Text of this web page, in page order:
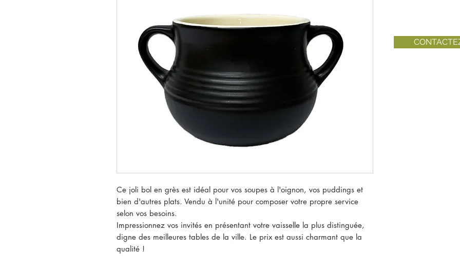
Ce joli bol en grès est idéal pour vos soupes à l'oignon, vos puddings et
bien d'autres plats. Vendu à l'unité pour composer votre propre service
selon vos besoins.
Impressionnez vos invités en présentant votre vaisselle la plus distinguée,
digne des meilleures tables de la ville. Le prix est aussi charmant que la
qualité !